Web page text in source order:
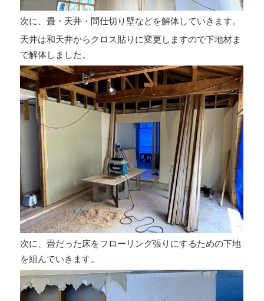
次に、畳・天井・間仕切り壁などを解体していきます。
天井は和天井からクロス貼りに変更しますので下地材ま
で解体しました。
次に、畳だった床をフローリング張りにするための下地
を組んでいきます。